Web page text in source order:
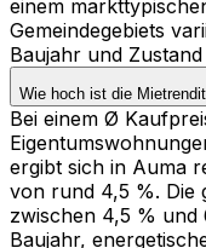
einem
Gemeindegebiets
Baujahr und
Wie hoch ist die
Bei einem Ø
ergibt sich in Auma
von rund 4,5 %. Die
zwischen 4,5 % und
Baujahr,